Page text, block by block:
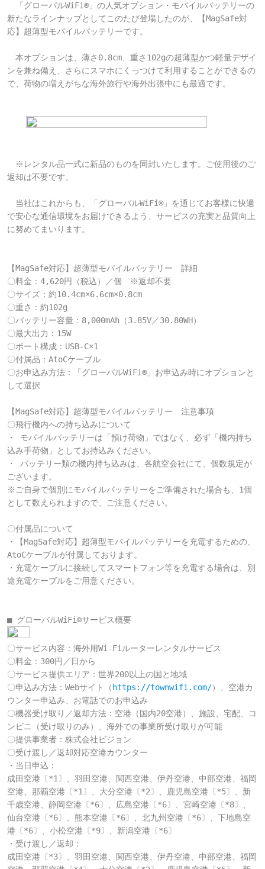
「グローバルWiFi®」の人気オプション・モバイルバッテリーの
新たなラインナップとしてこのたび登場したのが、【MagSafe対
応】超薄型モバイルバッテリーです。
本オプションは、薄さ0.8cm、重さ102gの超薄型かつ軽量デザイ
ンを兼ね備え、さらにスマホにくっつけて利用することができるの
で、荷物の増えがちな海外旅行や海外出張中にも最適です。
※レンタル品一式に新品のものを同封いたします。ご使用後のご
返却は不要です。
当社はこれからも、「グローバルWiFi®」を通じてお客様に快適
で安心な通信環境をお届けできるよう、サービスの充実と品質向上
に努めてまいります。
【MagSafe対応】超薄型モバイルバッテリー　詳細
〇料金：4,620円（税込）／個　※返却不要
〇サイズ：約10.4cm×6.6cm×0.8cm
〇重さ：約102g
〇バッテリー容量：8,000mAh（3.85V／30.80WH）
〇最大出力：15W
〇ポート構成：USB-C×1
〇付属品：AtoCケーブル
〇お申込み方法：「グローバルWiFi®」お申込み時にオプションと
して選択
【MagSafe対応】超薄型モバイルバッテリー　注意事項
〇飛行機内への持ち込みについて
・ モバイルバッテリーは「預け荷物」ではなく、必ず「機内持ち
込み手荷物」としてお持込みください。
・ バッテリー類の機内持ち込みは、各航空会社にて、個数規定が
ございます。
※ご自身で個別にモバイルバッテリーをご準備された場合も、1個
として数えられますので、ご注意ください。
〇付属品について
・【MagSafe対応】超薄型モバイルバッテリーを充電するための、
AtoCケーブルが付属しております。
・充電ケーブルに接続してスマートフォン等を充電する場合は、別
途充電ケーブルをご用意ください。
■ グローバルWiFi®サービス概要
〇サービス内容：海外用Wi-Fiルーターレンタルサービス
〇料金：300円／日から
〇サービス提供エリア：世界200以上の国と地域
〇申込み方法：Webサイト（ https://townwifi.com/）、空港カ
ウンター申込み、お電話でのお申込み
〇機器受け取り／返却方法：空港（国内20空港）、施設、宅配、コ
ンビニ（受け取りのみ）、海外での事業所受け取りが可能
〇提供事業者：株式会社ビジョン
〇受け渡し／返却対応空港カウンター
・当日申込：
成田空港〔*1〕、羽田空港、関西空港、伊丹空港、中部空港、福岡
空港、那覇空港〔*1〕、大分空港〔*2〕、鹿児島空港〔*5〕、新
千歳空港、静岡空港〔*6〕、広島空港〔*6〕、宮崎空港〔*8〕、
仙台空港〔*6〕、熊本空港〔*6〕、北九州空港〔*6〕、下地島空
港〔*6〕、小松空港〔*9〕、新潟空港〔*6〕
・受け渡し／返却：
成田空港〔*3〕、羽田空港、関西空港、伊丹空港、中部空港、福岡